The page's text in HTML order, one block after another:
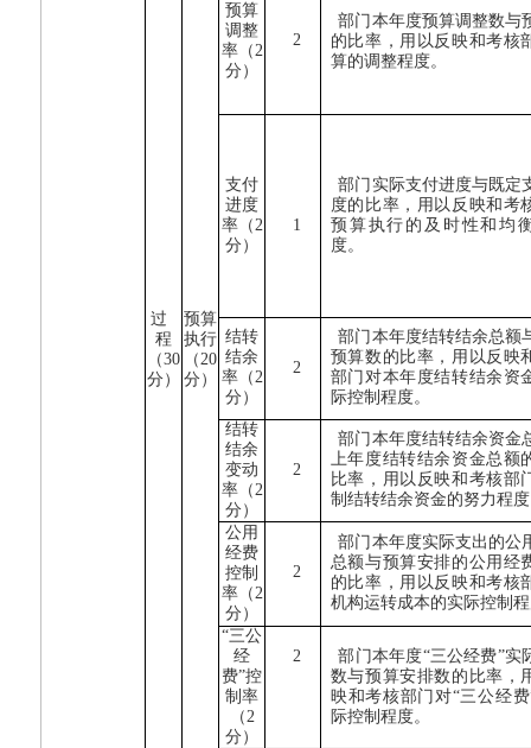
过
程
（30
分）
预算
执行
（20
分）
预算
调整
率（2
分）
2
部门本年度预算调整数与
的比率，用以反映和考核
算的调整程度。
支付
进度
率（2
分）
1
部门实际支付进度与既定
度的比率，用以反映和考
预算执行的及时性和均
度。
结转
结余
率（2
分）
2
部门本年度结转结余总额
预算数的比率，用以反映
部门对本年度结转结余资
际控制程度。
结转
结余
变动
率（2
分）
2
部门本年度结转结余资金
上年度结转结余资金总额
比率，用以反映和考核部
制结转结余资金的努力程
公用
经费
控制
率（2
分）
2
部门本年度实际支出的公
总额与预算安排的公用经
的比率，用以反映和考核
机构运转成本的实际控制
“三公
经
费”控
制率
（2
分）
2
部门本年度“三公经费”实
数与预算安排数的比率，
映和考核部门对“三公经
际控制程度。